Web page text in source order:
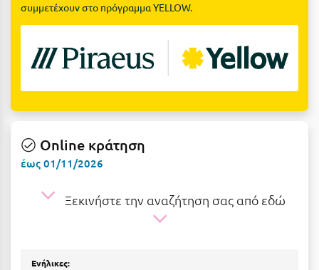
Εύβοια
Η
Ηλεία
συμμετέχουν στο πρόγραμμα YELLOW.
Online κράτηση
έως 01/11/2026
Ξεκινήστε την αναζήτηση σας από εδώ
Ενήλικες: